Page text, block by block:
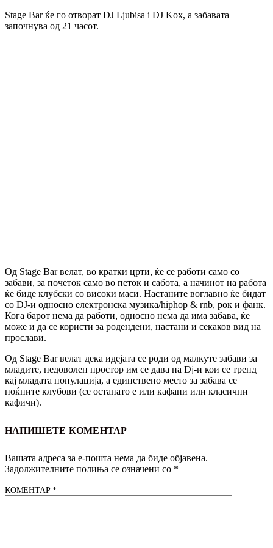
Stage Bar ќе го отворат DJ Ljubisa i DJ Kox, а забавата
започнува од 21 часот.
Од Stage Bar велат, во кратки црти, ќе се работи само со
забави, за почеток само во петок и сабота, а начинот на работа
ќе биде клубски со високи маси. Настаните воглавно ќе бидат
со DJ-и односно електронска музика/hiphop & rnb, рок и фанк.
Кога барот нема да работи, односно нема да има забава, ќе
може и да се користи за родендени, настани и секаков вид на
прослави.
Од Stage Bar велат дека идејата се роди од малкуте забави за
младите, недоволен простор им се дава на Dj-и кои се тренд
кај младата популација, а единствено место за забава се
ноќните клубови (се останато е или кафани или класични
кафичи).
НАПИШЕТЕ КОМЕНТАР
Вашата адреса за е-пошта нема да биде објавена.
Задолжителните полиња се означени со *
КОМЕНТАР*